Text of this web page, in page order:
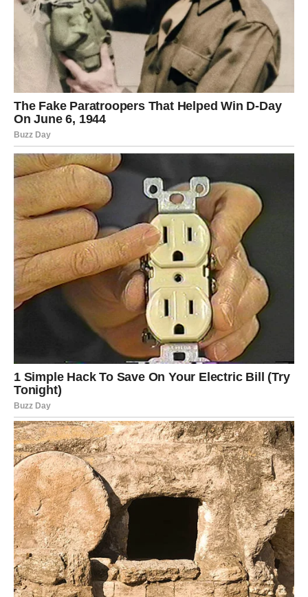
Nešto što vas je držalo u grču — popušta.
Konačno ćete moći jasnije da sagledate odnos,
prijateljstvo ili partnerstvo koje vas je zbunjivalo.
Velika prilika dolazi neočekivano — novčana, materijalna
ili kroz ponudu.
Sreća vam stiže kroz stabilnost, kao da se odjednom sve
uklapa u savršenu celinu.
BLIZANCI– Vreme je da shvatite
ko je uz vas
Blizanci u ova tri dana otkrivaju istinu o jednoj osobi.
Možda prijatelj, možda partner, možda član porodice —
ali ovo otkriće vas neće povrediti, već naterati da
reorganizujete svoj život.
Nešto što ste dugo želeli sada vam se otvara — razgovor,
poruka, poziv ili prilika da zablistate javno.
Sreća stiže u trenutku kada odlučite da budete verni sebi,
a ne tuđim očekivanjima.
RAK–Emocionalni preokret i lična
snaga
Rakovi kroz ova tri dana dobijaju najjaču emocionalnu
lekciju u poslednja tri meseca.
I to kroz istinu koja im otvara oči.
Ali ono najlepše stiže tek posle:
bićete jači, sigurni, hrabriji.